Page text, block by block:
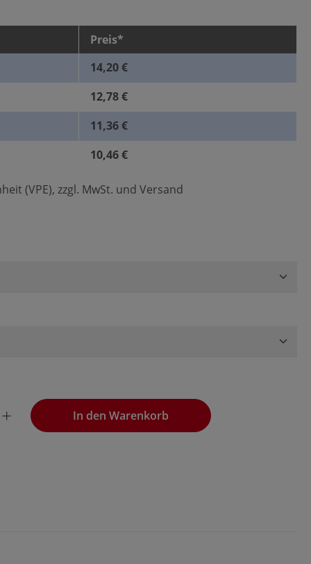
Preis*
14,20 €
12,78 €
11,36 €
10,46 €
(VPE), zzgl. MwSt. und Versand
Wert ein oder benutze die Schaltflächen, um
In den Warenkorb